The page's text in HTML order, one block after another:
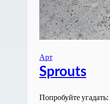
Арт
Sprouts
Попробуйте